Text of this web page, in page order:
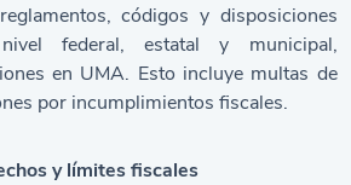
códigos y disposiciones
federal, estatal y municipal,
en UMA. Esto incluye multas de
por incumplimientos fiscales.
y límites fiscales